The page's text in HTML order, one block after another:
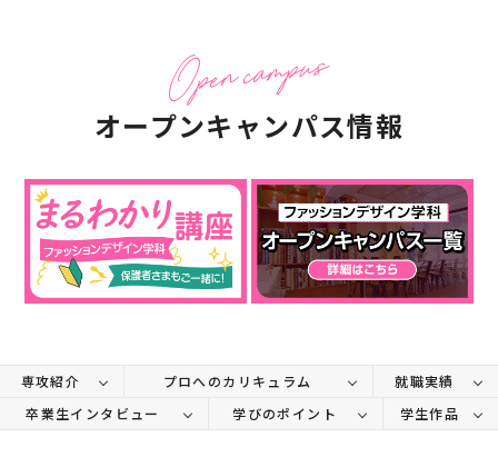
オープンキャンパス情報
専攻紹介 プロへのカリキュラム
就職実績
卒業生インタビュー
学びのポイント 学生作品